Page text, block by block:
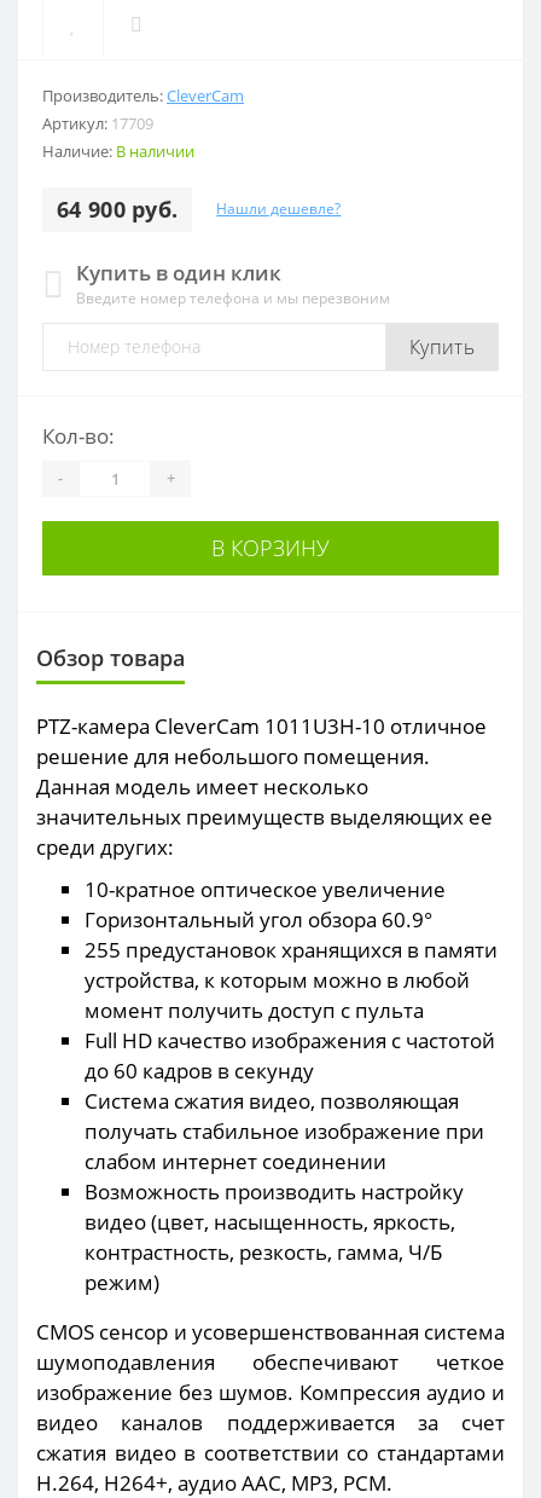
Производитель:CleverCam
Артикул: 17709
Наличие: В наличии
64 900 руб. Нашли дешевле?
Купить в один клик
Введите номер телефона и мы перезвоним
Купить
Кол-во:
- +
В КОРЗИНУ
Обзор товара
PTZ-камера CleverCam 1011U3H-10 отличное
решение для небольшого помещения.
Данная модель имеет несколько
значительных преимуществ выделяющих ее
среди других:
10-кратное оптическое увеличение
Горизонтальный угол обзора 60.9°
255 предустановок хранящихся в памяти
устройства, к которым можно в любой
момент получить доступ с пульта
Full HD качество изображения с частотой
до 60 кадров в секунду
Система сжатия видео, позволяющая
получать стабильное изображение при
слабом интернет соединении
Возможность производить настройку
видео (цвет, насыщенность, яркость,
контрастность, резкость, гамма, Ч/Б
режим)
CMOS сенсор и усовершенствованная система
шумоподавления обеспечивают четкое
изображение без шумов. Компрессия аудио и
видео каналов поддерживается за счет
сжатия видео в соответствии со стандартами
Н.264, Н264+, аудио AAC, MP3, PCM.